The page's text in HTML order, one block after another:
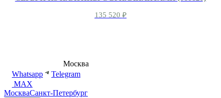
135 520 ₽
Москва
Whatsapp
Telegram
MAX
МоскваСанкт-Петербург